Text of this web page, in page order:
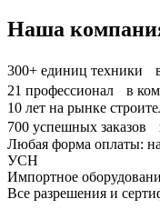
Наша
300+ единиц техники в
21 профессионал в
10 лет на рынке
700 успешных заказов
Любая форма оплаты:
УСН
Импортное
Все разрешения и